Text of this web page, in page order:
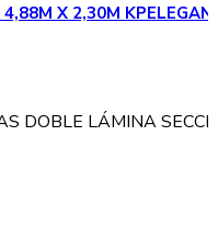
X 2,30M
DOBLE LÁMINA